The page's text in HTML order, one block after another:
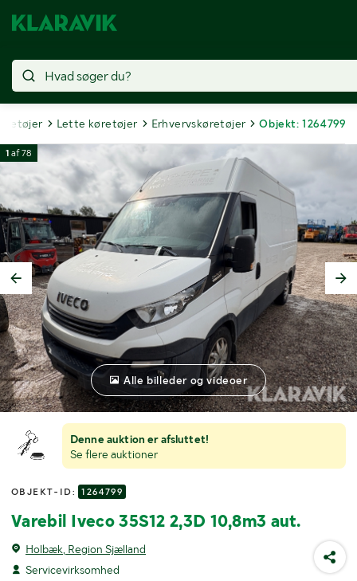
Lette køretøjer Erhvervskøretøjer Objekt: 1264799
Denne auktion er afsluttet!
Se flere auktioner
OBJEKT-ID: 1264799
Varebil Iveco 35S12 2,3D 10,8m3 aut.
Holbæk, Region Sjælland
Servicevirksomhed
1 af78
Alle billeder og videoer